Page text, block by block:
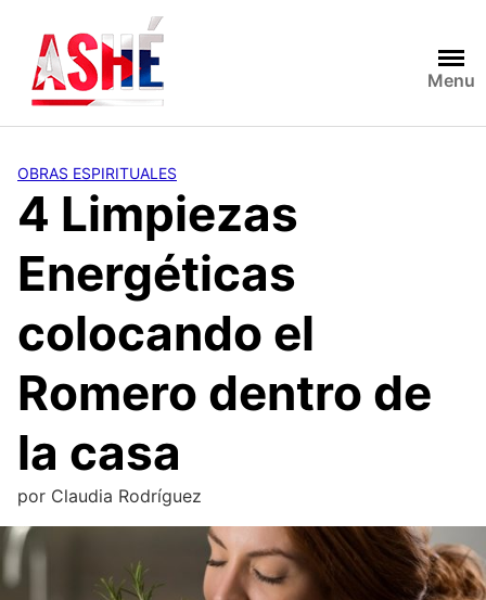
contenido
Menu
OBRAS ESPIRITUALES
4 Limpiezas
Energéticas
colocando el
Romero dentro de
la casa
por Claudia Rodríguez